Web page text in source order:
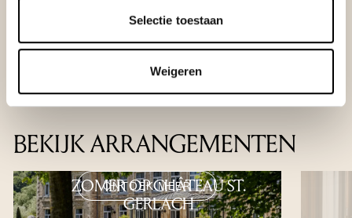
Selectie toestaan
Weigeren
BEKIJK ARRANGEMENTEN
ZOMER OP CHÂTEAU ST.
GERLACH
ONTDEK MEER